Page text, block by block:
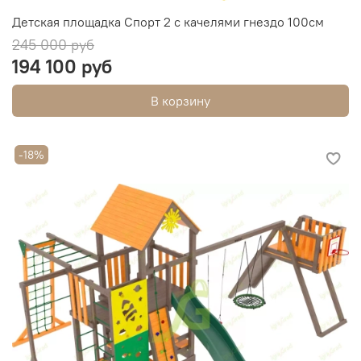
Детская площадка Спорт 2 с качелями гнездо 100см
245 000 руб
194 100 руб
В корзину
-18%